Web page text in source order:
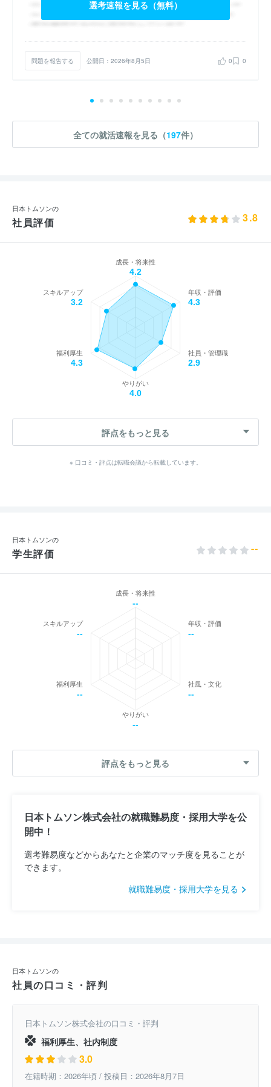
選考速報を見る（無料）
問題を報告する 公開日：2026年8月5日 0 0
全ての就活速報を見る（197件）
日本トムソンの
社員評価 3.8
成長・将来性
4.2
年収・評価
4.3
社員・管理職
2.9
やりがい
4.0
福利厚生
4.3
スキルアップ
3.2
評点をもっと見る
※ 口コミ・評点は転職会議から転載しています。
日本トムソンの
学生評価 --
成長・将来性
--
年収・評価
--
社風・文化
--
やりがい
--
福利厚生
--
スキルアップ
--
評点をもっと見る
日本トムソン株式会社の就職難易度・採用大学を公
開中！
選考難易度などからあなたと企業のマッチ度を見ることが
できます。
就職難易度・採用大学を見る
日本トムソンの
社員の口コミ・評判
日本トムソン株式会社の口コミ・評判
福利厚生、社内制度
3.0
在籍時期：2026年頃 / 投稿日：2026年8月7日